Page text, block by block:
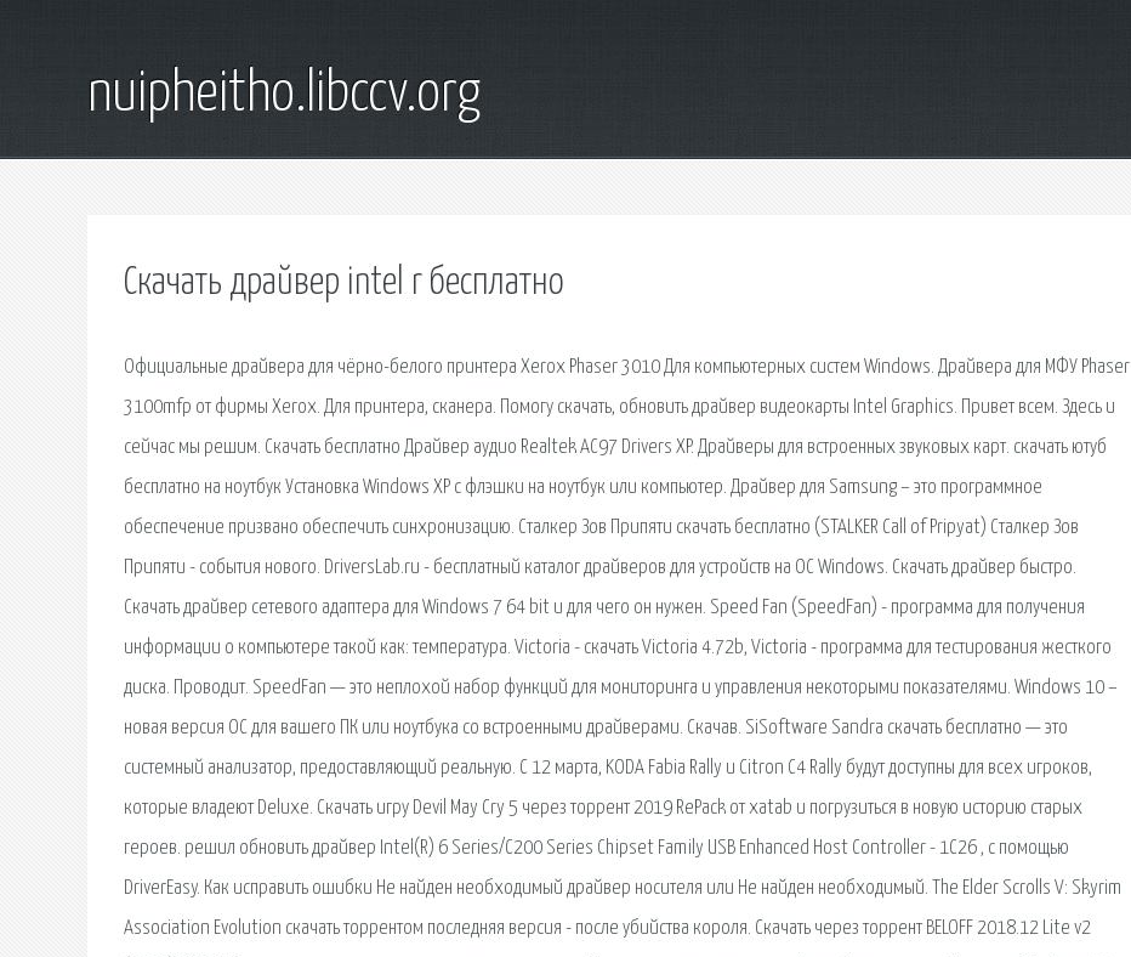
nuipheitho.libccv.org
Скачать драйвер intel r бесплатно
Официальные драйвера для чёрно-белого принтера Xerox Phaser 3010 Для компьютерных систем Windows. Драйвера для МФУ Phaser
3100mfp от фирмы Xerox. Для принтера, сканера. Помогу скачать, обновить драйвер видеокарты Intel Graphics. Привет всем. Здесь и
сейчас мы решим. Скачать бесплатно Драйвер аудио Realtek AC97 Drivers XP. Драйверы для встроенных звуковых карт. скачать ютуб
бесплатно на ноутбук Установка Windows XP с флэшки на ноутбук или компьютер. Драйвер для Samsung – это программное
обеспечение призвано обеспечить синхронизацию. Сталкер Зов Припяти скачать бесплатно (STALKER Call of Pripyat) Сталкер Зов
Припяти - события нового. DriversLab.ru - бесплатный каталог драйверов для устройств на ОС Windows. Скачать драйвер быстро.
Скачать драйвер сетевого адаптера для Windows 7 64 bit и для чего он нужен. Speed Fan (SpeedFan) - программа для получения
информации о компьютере такой как: температура. Victoria - скачать Victoria 4.72b, Victoria - программа для тестирования жесткого
диска. Проводит. SpeedFan — это неплохой набор функций для мониторинга и управления некоторыми показателями. Windows 10 –
новая версия ОС для вашего ПК или ноутбука со встроенными драйверами. Скачав. SiSoftware Sandra скачать бесплатно — это
системный анализатор, предоставляющий реальную. С 12 марта, KODA Fabia Rally и Citron C4 Rally будут доступны для всех игроков,
которые владеют Deluxe. Скачать игру Devil May Cry 5 через торрент 2019 RePack от xatab и погрузиться в новую историю старых
героев. решил обновить драйвер Intel(R) 6 Series/C200 Series Chipset Family USB Enhanced Host Controller - 1C26 , с помощью
DriverEasy. Как исправить ошибки Не найден необходимый драйвер носителя или Не найден необходимый. The Elder Scrolls V: Skyrim
Association Evolution скачать торрентом последняя версия - после убийства короля. Скачать через торрент BELOFF 2018.12 Lite v2